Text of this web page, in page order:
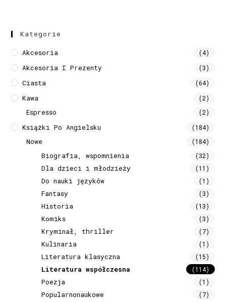
Kategorie
Akcesoria (4)
Akcesoria I Prezenty (3)
Ciasta (64)
Kawa (2)
Espresso (2)
Książki Po Angielsku (184)
Nowe (184)
Biografia, wspomnienia (32)
Dla dzieci i młodzieży (11)
Do nauki języków (1)
Fantasy (3)
Historia (13)
Komiks (3)
Kryminał, thriller (7)
Kulinaria (1)
Literatura klasyczna (15)
Literatura współczesna (114)
Poezja (1)
Popularnonaukowe (7)